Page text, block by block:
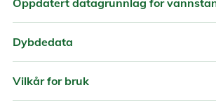
Dybdedata
Vilkår for bruk